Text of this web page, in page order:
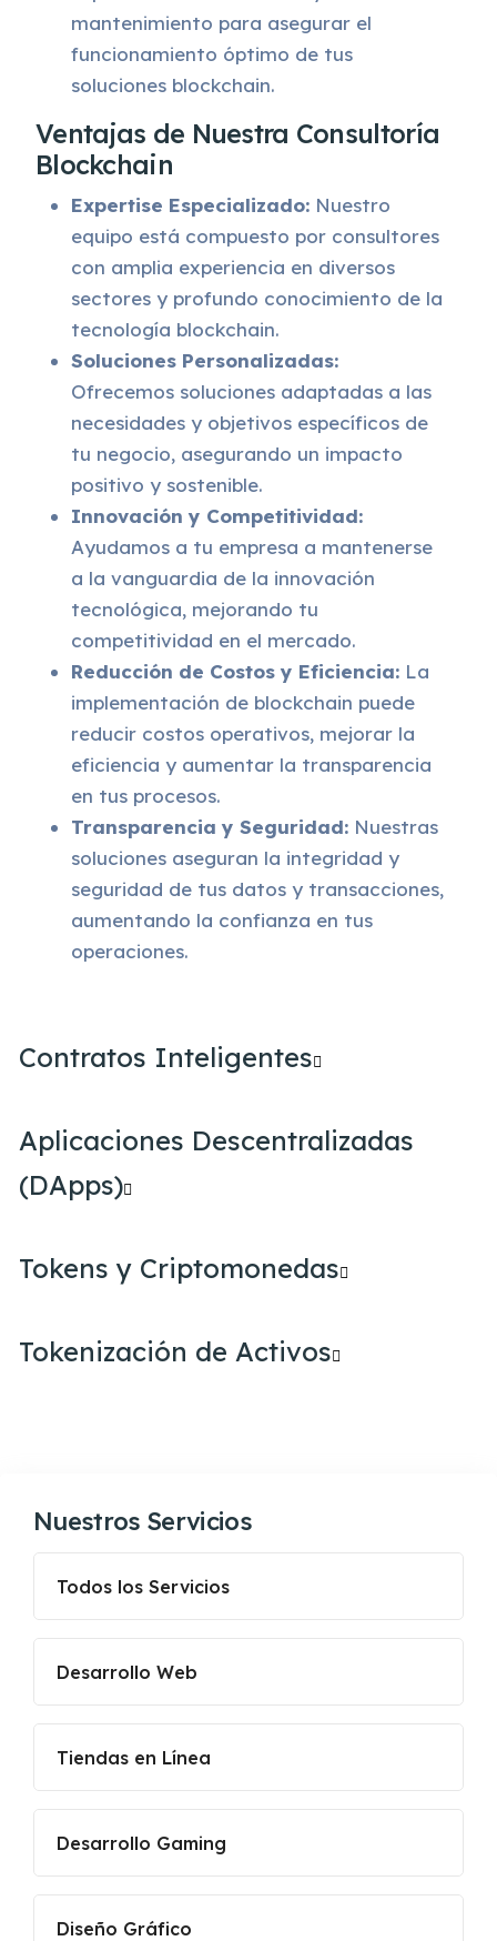
mantenimiento para asegurar el
funcionamiento óptimo de tus
soluciones blockchain.
Ventajas de Nuestra Consultoría
Blockchain
Expertise Especializado: Nuestro
equipo está compuesto por consultores
con amplia experiencia en diversos
sectores y profundo conocimiento de la
tecnología blockchain.
Soluciones Personalizadas:
Ofrecemos soluciones adaptadas a las
necesidades y objetivos específicos de
tu negocio, asegurando un impacto
positivo y sostenible.
Innovación y Competitividad:
Ayudamos a tu empresa a mantenerse
a la vanguardia de la innovación
tecnológica, mejorando tu
competitividad en el mercado.
Reducción de Costos y Eficiencia: La
implementación de blockchain puede
reducir costos operativos, mejorar la
eficiencia y aumentar la transparencia
en tus procesos.
Transparencia y Seguridad: Nuestras
soluciones aseguran la integridad y
seguridad de tus datos y transacciones,
aumentando la confianza en tus
operaciones.
Contratos Inteligentes
Aplicaciones Descentralizadas
(DApps)
Tokens y Criptomonedas
Tokenización de Activos
Nuestros Servicios
Todos los Servicios
Desarrollo Web
Tiendas en Línea
Desarrollo Gaming
Diseño Gráfico